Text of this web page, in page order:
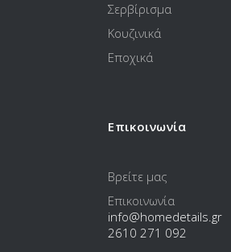
Σερβίρισμα
Κουζινικά
Εποχικά
Επικοινωνία
Βρείτε μας
Επικοινωνία
info@homedetails.gr
2610 271 092